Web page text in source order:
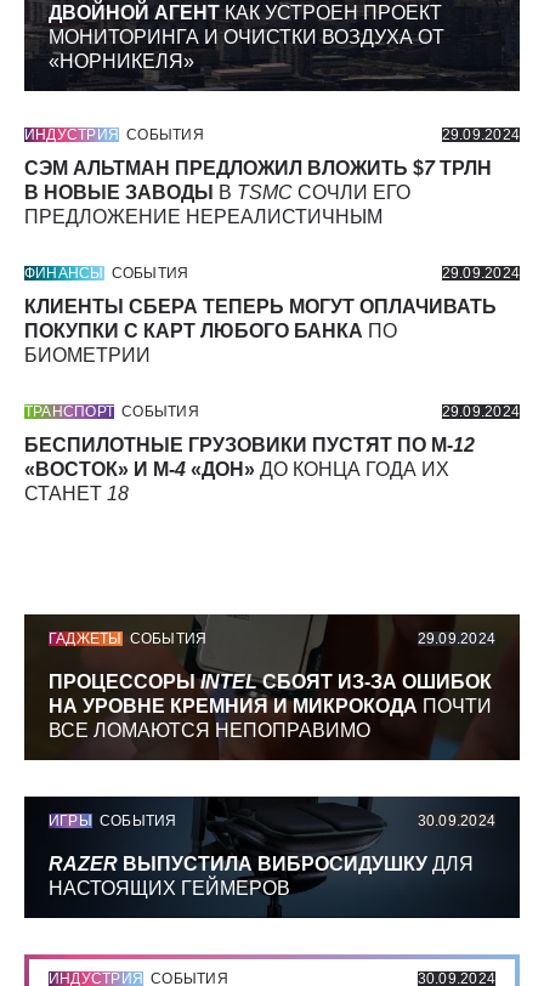
ДВОЙНОЙ АГЕНТКАК УСТРОЕН ПРОЕКТ
МОНИТОРИНГА И ОЧИСТКИ ВОЗДУХА ОТ
«НОРНИКЕЛЯ»
ИНДУСТРИЯ СОБЫТИЯ 29.09.2024
СЭМ АЛЬТМАН ПРЕДЛОЖИЛ ВЛОЖИТЬ $7ТРЛН
В НОВЫЕ ЗАВОДЫ
В TSMC СОЧЛИ ЕГО
ПРЕДЛОЖЕНИЕ НЕРЕАЛИСТИЧНЫМ
ФИНАНСЫ СОБЫТИЯ 29.09.2024
КЛИЕНТЫ СБЕРА ТЕПЕРЬ МОГУТ ОПЛАЧИВАТЬ
ПОКУПКИ С КАРТ ЛЮБОГО БАНКА ПО
БИОМЕТРИИ
ТРАНСПОРТ СОБЫТИЯ 29.09.2024
БЕСПИЛОТНЫЕ ГРУЗОВИКИ ПУСТЯТ ПО М-12
«ВОСТОК» И М-4 «ДОН» ДО КОНЦА ГОДА ИХ
СТАНЕТ 18
ГАДЖЕТЫ СОБЫТИЯ 29.09.2024
ПРОЦЕССОРЫINTELСБОЯТ ИЗ-ЗА ОШИБОК
НА УРОВНЕ КРЕМНИЯ И МИКРОКОДА ПОЧТИ
ВСЕ ЛОМАЮТСЯ НЕПОПРАВИМО
ИГРЫ СОБЫТИЯ 30.09.2024
RAZER ВЫПУСТИЛА ВИБРОСИДУШКУ ДЛЯ
НАСТОЯЩИХ ГЕЙМЕРОВ
ИНДУСТРИЯ СОБЫТИЯ 30.09.2024